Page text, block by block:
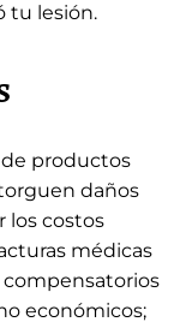
tu lesión.
productos
daños
los costos
médicas
compensatorios
económicos;